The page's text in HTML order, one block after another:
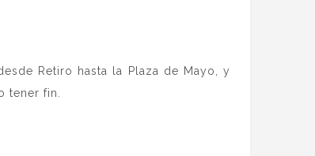
Retiro hasta la Plaza de Mayo, y
tener fin.